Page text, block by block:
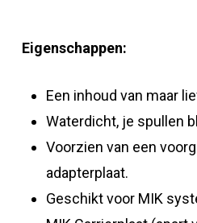
Eigenschappen:
Een inhoud van maar
Waterdicht, je spullen
Voorzien van een
adapterplaat.
Geschikt voor MIK